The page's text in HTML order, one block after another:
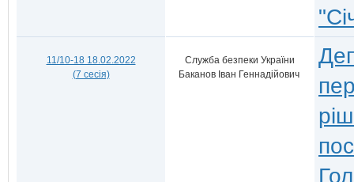
11/10-18 18.02.2022
(7 сесія)
Служба безпеки України
Баканов Іван Геннадійович